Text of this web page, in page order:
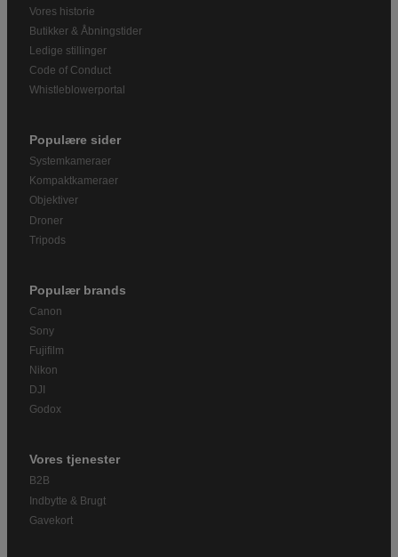
Vores historie
Butikker & Åbningstider
Ledige stillinger
Code of Conduct
Whistleblowerportal
Populære sider
Systemkameraer
Kompaktkameraer
Objektiver
Droner
Tripods
Populær brands
Canon
Sony
Fujifilm
Nikon
DJI
Godox
Vores tjenester
B2B
Indbytte & Brugt
Gavekort